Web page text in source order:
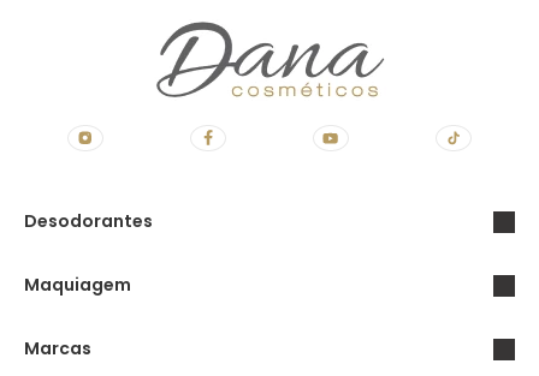
Desodorantes
Maquiagem
Marcas